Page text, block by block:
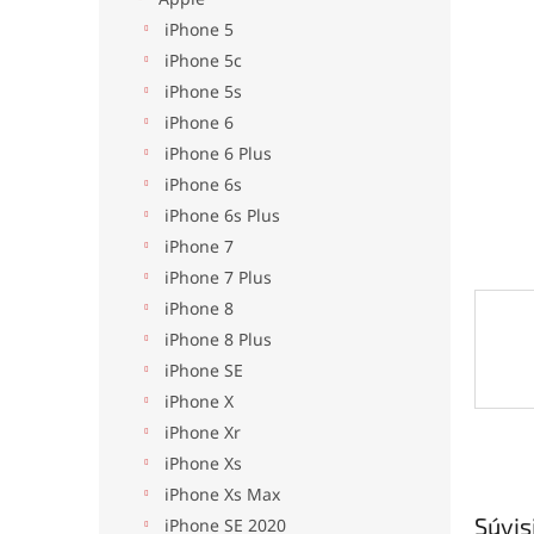
iPhone 5
iPhone 5c
iPhone 5s
iPhone 6
iPhone 6 Plus
iPhone 6s
iPhone 6s Plus
iPhone 7
iPhone 7 Plus
iPhone 8
iPhone 8 Plus
iPhone SE
iPhone X
iPhone Xr
iPhone Xs
iPhone Xs Max
iPhone SE 2020